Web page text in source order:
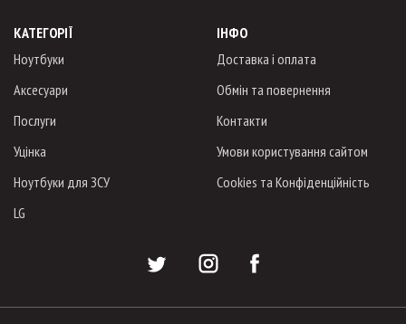
КАТЕГОРІЇ
Ноутбуки
Аксесуари
Послуги
Уцінка
Ноутбуки для ЗСУ
LG
ІНФО
Доставка і оплата
Обмін та повернення
Контакти
Умови користування сайтом
Cookies та Конфіденційність